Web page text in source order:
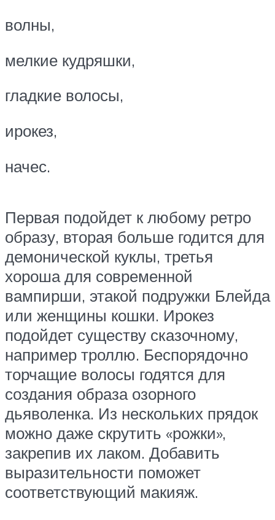
волны,
мелкие кудряшки,
гладкие волосы,
ирокез,
начес.
Первая подойдет к любому ретро
образу, вторая больше годится для
демонической куклы, третья
хороша для современной
вампирши, этакой подружки Блейда
или женщины кошки. Ирокез
подойдет существу сказочному,
например троллю. Беспорядочно
торчащие волосы годятся для
создания образа озорного
дьяволенка. Из нескольких прядок
можно даже скрутить «рожки»,
закрепив их лаком. Добавить
выразительности поможет
соответствующий макияж.